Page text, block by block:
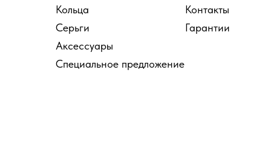
Кольца
Серьги
Аксессуары
Контакты
Специальное предложение
Гарантии